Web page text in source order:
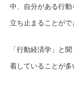
中、自分がある行
立ち止まることがで
「行動経済学」と
着していることが多